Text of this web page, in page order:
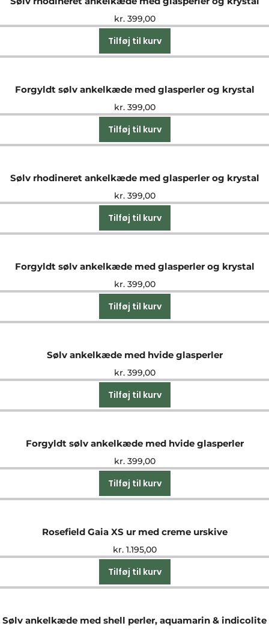
kr.399,00
Tilføj til kurv
Forgyldt sølv ankelkæde med glasperler og krystal
kr.399,00
Tilføj til kurv
Sølv rhodineret ankelkæde med glasperler og krystal
kr.399,00
Tilføj til kurv
Forgyldt sølv ankelkæde med glasperler og krystal
kr.399,00
Tilføj til kurv
Sølv ankelkæde med hvide glasperler
kr.399,00
Tilføj til kurv
Forgyldt sølv ankelkæde med hvide glasperler
kr.399,00
Tilføj til kurv
Rosefield Gaia XS ur med creme urskive
kr.1.195,00
Tilføj til kurv
Sølv ankelkæde med shell perler, aquamarin & indicolite